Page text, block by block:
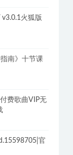
火狐版
南》十节课
费歌曲VIP无
官